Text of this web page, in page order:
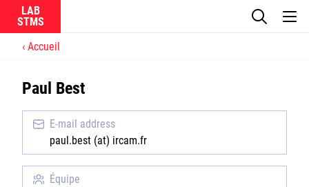
LAB
La recherche
Actualités
Équipes
Accueil
Paul Best
E-mail address
paul.best (at) ircam.fr
Équipe